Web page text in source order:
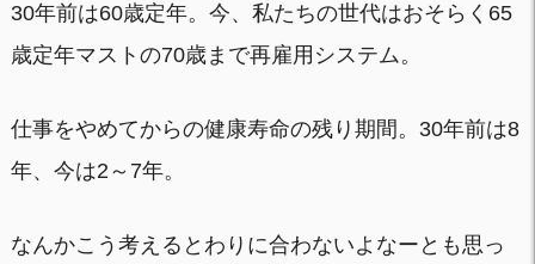
30年前は60歳定年。今、私たちの世代はおそらく65
歳定年マストの70歳まで再雇用システム。
仕事をやめてからの健康寿命の残り期間。30年前は8
年、今は2～7年。
なんかこう考えるとわりに合わないよなーとも思っ